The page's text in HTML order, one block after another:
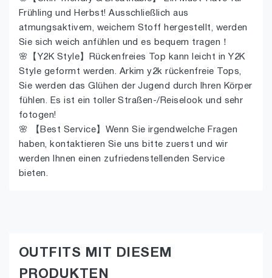
Frühling und Herbst! Ausschließlich aus
atmungsaktivem, weichem Stoff hergestellt, werden
Sie sich weich anfühlen und es bequem tragen！
🌸【Y2K Style】Rückenfreies Top kann leicht in Y2K
Style geformt werden. Arkim y2k rückenfreie Tops,
Sie werden das Glühen der Jugend durch Ihren Körper
fühlen. Es ist ein toller Straßen-/Reiselook und sehr
fotogen!
🌸 【Best Service】Wenn Sie irgendwelche Fragen
haben, kontaktieren Sie uns bitte zuerst und wir
werden Ihnen einen zufriedenstellenden Service
bieten.
OUTFITS MIT DIESEM
PRODUKTEN